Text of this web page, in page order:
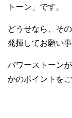
トーン」です。
どうせなら、そ
発揮してお願い
パワーストーン
かのポイントを